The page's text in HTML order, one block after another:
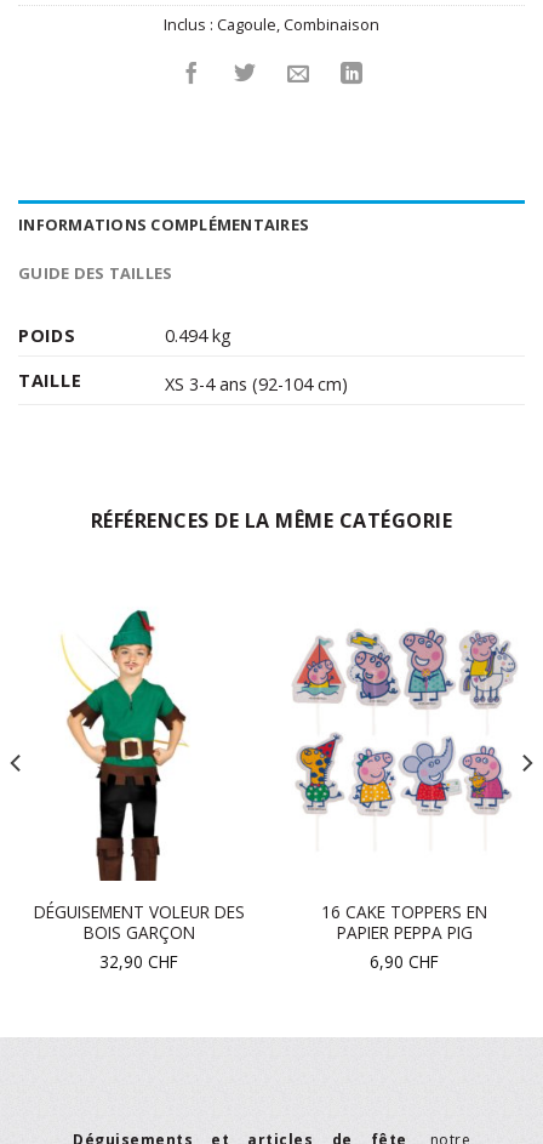
Inclus : Cagoule,Combinaison
INFORMATIONS COMPLÉMENTAIRES
GUIDE DES TAILLES
POIDS
0.494 kg
TAILLE
XS 3-4 ans (92-104 cm)
RÉFÉRENCES DE LA MÊME CATÉGORIE
DÉGUISEMENT VOLEUR DES
BOIS GARÇON
32,90 CHF
16 CAKE TOPPERS EN
PAPIER PEPPA PIG
6,90 CHF
Déguisements et articles de fête , notre